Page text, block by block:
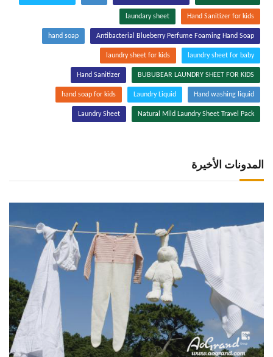
Hand Sanitizer for kids
laundary sheet
Antibacterial Blueberry Perfume Foaming Hand Soap
hand soap
laundry sheet for baby
laundry sheet for kids
BUBUBEAR LAUNDRY SHEET FOR KIDS
Hand Sanitizer
Hand washing liquid
Laundry Liquid
hand soap for kids
Natural Mild Laundry Sheet Travel Pack
Laundry Sheet
المدونات الأخيرة